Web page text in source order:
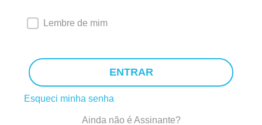
Lembre de mim
ENTRAR
Esqueci minha senha
Ainda não é Assinante?